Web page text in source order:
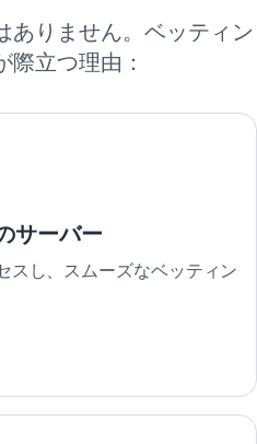
ありません。ベッティン
際立つ理由：
サーバー
スし、スムーズなベッティン